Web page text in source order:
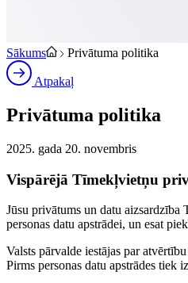
Sākums Privātuma politika
Atpakaļ
Privātuma politika
2025. gada 20. novembris
Vispārējā Tīmekļvietņu
Jūsu privātums un datu
personas datu apstrādei, un esat
Valsts pārvalde iestājas par
Pirms personas datu apstrādes